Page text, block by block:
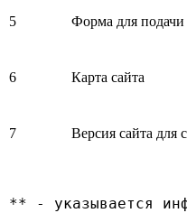
5 Форма для подачи
6 Карта сайта
7 Версия сайта для